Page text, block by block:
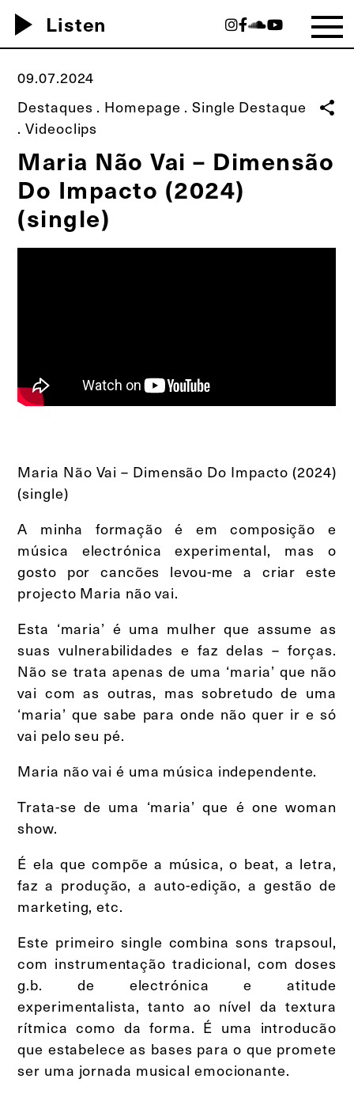
play_arrow Listen
09.07.2024
Destaques . Homepage .Single Destaque
.Videoclips
share
Maria Não Vai – Dimensão
Do Impacto (2024)
(single)
Maria Não Vai – Dimensão Do Impacto (2024)
(single)
A minha formação é em composição e
música electrónica experimental, mas o
gosto por cancões levou-me a criar este
projecto Maria não vai.
Esta ‘maria’ é uma mulher que assume as
suas vulnerabilidades e faz delas – forças.
Não se trata apenas de uma ‘maria’ que não
vai com as outras, mas sobretudo de uma
‘maria’ que sabe para onde não quer ir e só
vai pelo seu pé.
Maria não vai é uma música independente.
Trata-se de uma ‘maria’ que é one woman
show.
É ela que compõe a música, o beat, a letra,
faz a produção, a auto-edição, a gestão de
marketing, etc.
Este primeiro single combina sons trapsoul,
com instrumentação tradicional, com doses
g.b. de electrónica e atitude
experimentalista, tanto ao nível da textura
rítmica como da forma. É uma introducão
que estabelece as bases para o que promete
ser uma jornada musical emocionante.